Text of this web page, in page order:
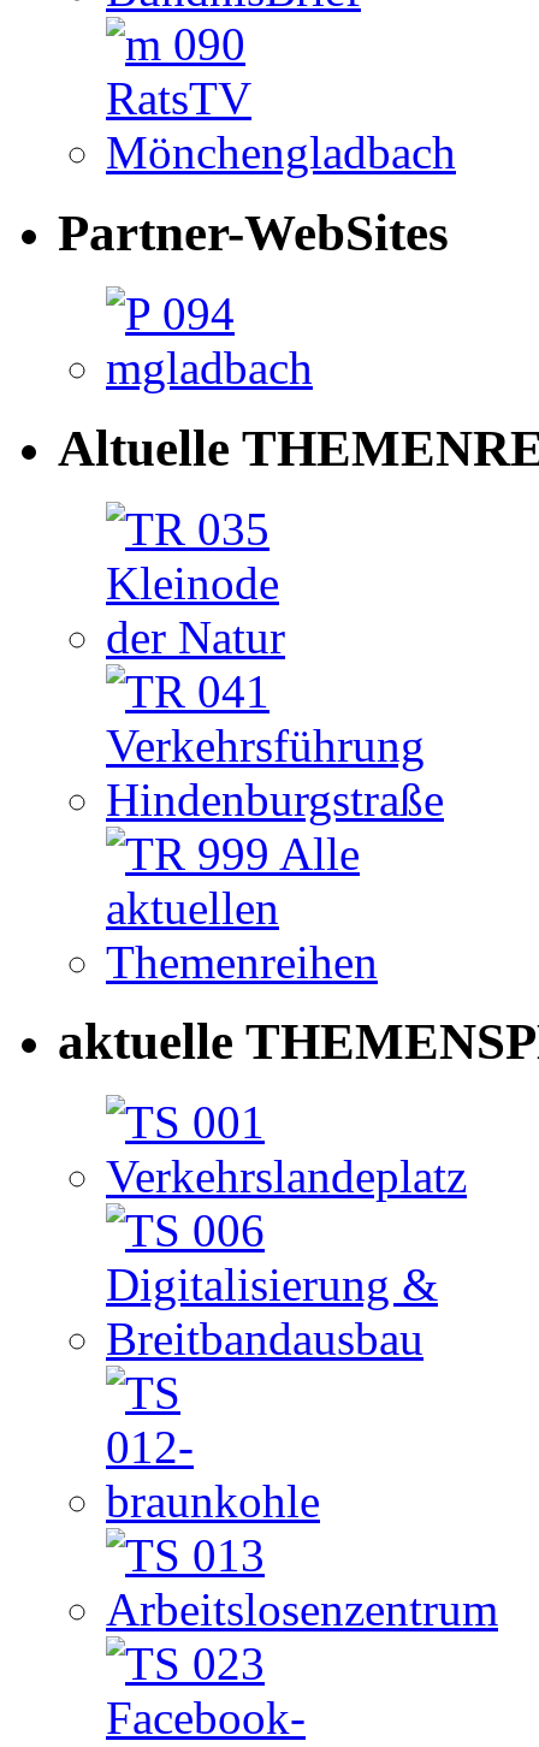
Partner-WebSites
Altuelle
aktuelle